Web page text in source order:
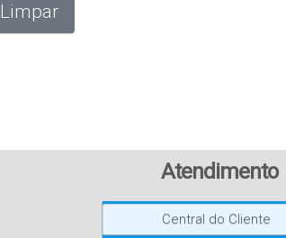
Limpar
Atendimento
Central do Cliente